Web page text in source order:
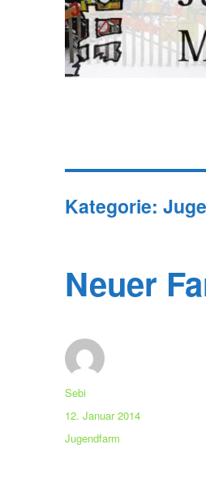
Kategorie:
Neuer
Autor
Sebi
Veröffentlicht
am
12. Januar 2014
Kategorien
Jugendfarm